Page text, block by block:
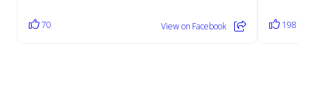
70 View on Facebook 198